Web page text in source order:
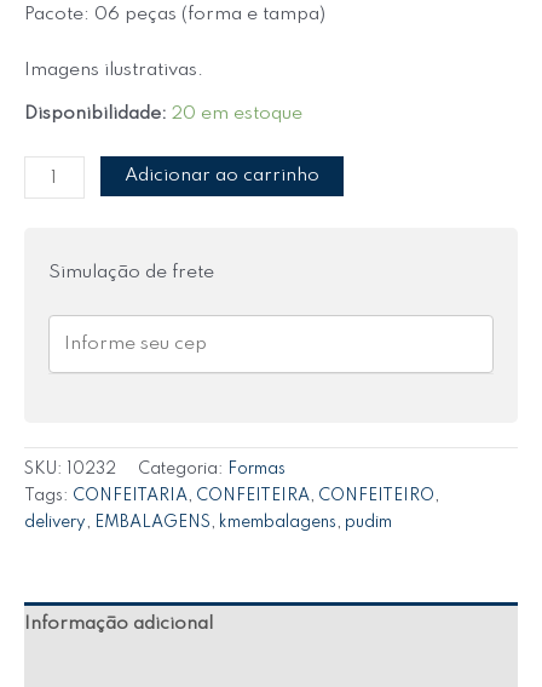
Pacote: 06 peças (forma e tampa)
Imagens ilustrativas.
Disponibilidade: 20 em estoque
Adicionar ao carrinho
Simulação de frete
SKU: 10232 Categoria: Formas
Tags: CONFEITARIA, CONFEITEIRA, CONFEITEIRO,
delivery, EMBALAGENS, kmembalagens, pudim
Informação adicional